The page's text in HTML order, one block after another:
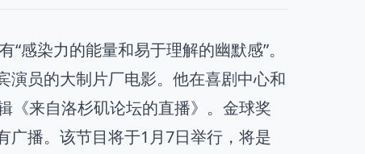
感染力的能量和易于理解的幽默感”。
演员的大制片厂电影。他在喜剧中心和
来自洛杉矶论坛的直播》。金球奖
广播。该节目将于1月7日举行，将是